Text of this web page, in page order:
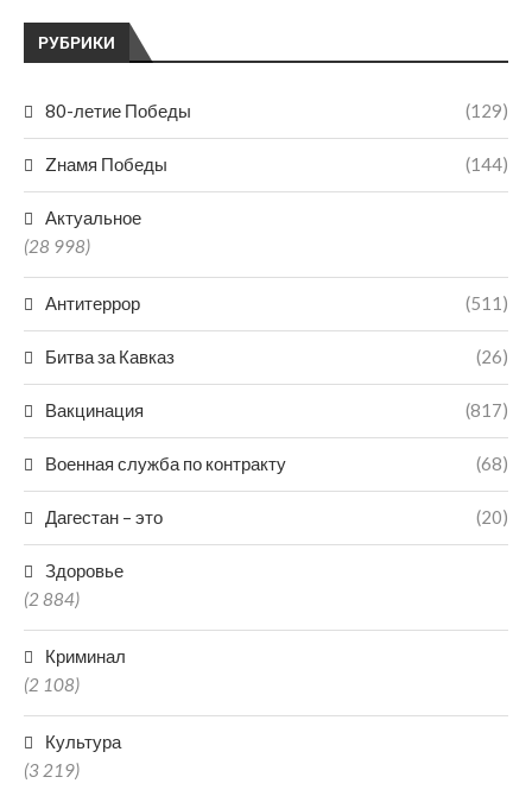
РУБРИКИ
80-летие Победы (129)
Zнамя Победы (144)
Актуальное
(28 998)
Антитеррор (511)
Битва за Кавказ (26)
Вакцинация (817)
Военная служба по контракту (68)
Дагестан – это (20)
Здоровье
(2 884)
Криминал
(2 108)
Культура
(3 219)